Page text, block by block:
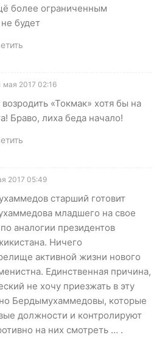
более ограниченным
будет
мая 2017 02:16
«Токмак» хотя бы на
Браво, лиха беда начало!
2017 05:49
старший готовит
младшего на свое
аналогии президентов
Ничего
активной жизни нового
Единственная причина,
не хочу приезжать в эту
Бердымухаммедовы, которые
должности и контролируют
на них смотреть … .